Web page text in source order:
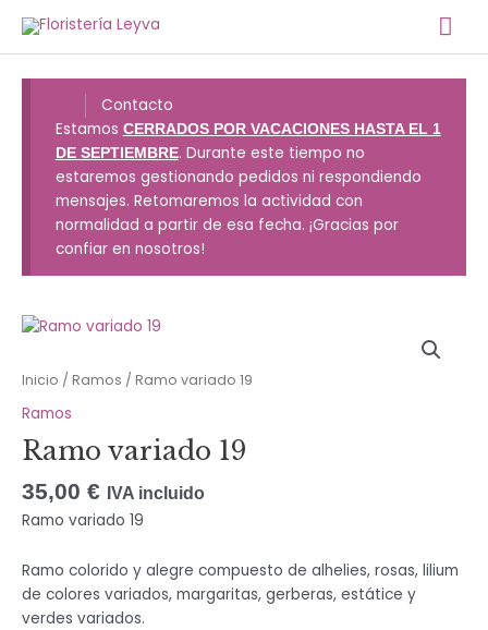
contenido
Contacto
Estamos CERRADOS POR VACACIONES HASTA EL 1
DE SEPTIEMBRE. Durante este tiempo no
estaremos gestionando pedidos ni respondiendo
mensajes. Retomaremos la actividad con
normalidad a partir de esa fecha. ¡Gracias por
confiar en nosotros!
Inicio / Ramos / Ramo variado 19
Ramos
Ramo variado 19
35,00 € IVA incluido
Ramo variado 19
Ramo colorido y alegre compuesto de alhelies, rosas, lilium
de colores variados, margaritas, gerberas, estátice y
verdes variados.